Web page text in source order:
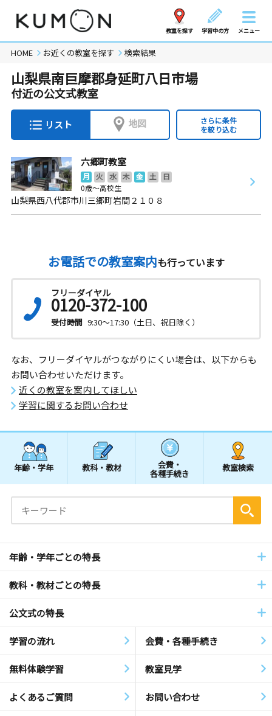
教室を探す 学習中の方 メニュー
HOME お近くの教室を探す 検索結果
山梨県南巨摩郡身延町八日市場
付近の公文式教室
リスト 地図
さらに条件
を絞り込む
六郷町教室
月 火 水 木 金 土
日
0歳～高校生
山梨県西八代郡市川三郷町岩間２１０８
お電話での教室案内も行っています
フリーダイヤル
0120-372-100
受付時間 9:30～17:30（土日、祝日除く）
なお、フリーダイヤルがつながりにくい場合は、以下からも
お問い合わせいただけます。
近くの教室を案内してほしい
学習に関するお問い合わせ
年齢・学年 教科・教材 会費・
各種手続き
教室検索
年齢・学年ごとの特長
教科・教材ごとの特長
公文式の特長
学習の流れ 会費・各種手続き
無料体験学習 教室見学
よくあるご質問 お問い合わせ